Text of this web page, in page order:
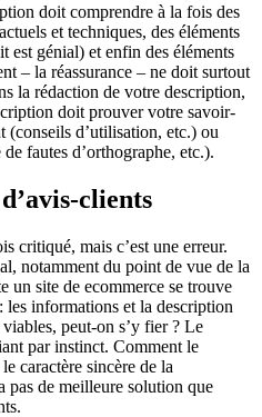
doit comprendre à la fois des
et techniques, des éléments
est génial) et enfin des éléments
– la réassurance – ne doit surtout
la rédaction de votre description,
doit prouver votre savoir-
(conseils d’utilisation, etc.) ou
fautes d’orthographe, etc.).
clients
critiqué, mais c’est une erreur.
notamment du point de vue de la
un site de ecommerce se trouve
informations et la description
peut-on s’y fier ? Le
par instinct. Comment le
caractère sincère de la
pas de meilleure solution que